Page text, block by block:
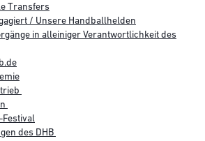
Transfers
/ Unsere Handballhelden
in alleiniger Verantwortlichkeit des
Festival
des DHB